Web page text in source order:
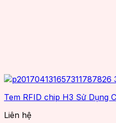
Tem RFID chip H3 Sử Dụng
Liên hệ